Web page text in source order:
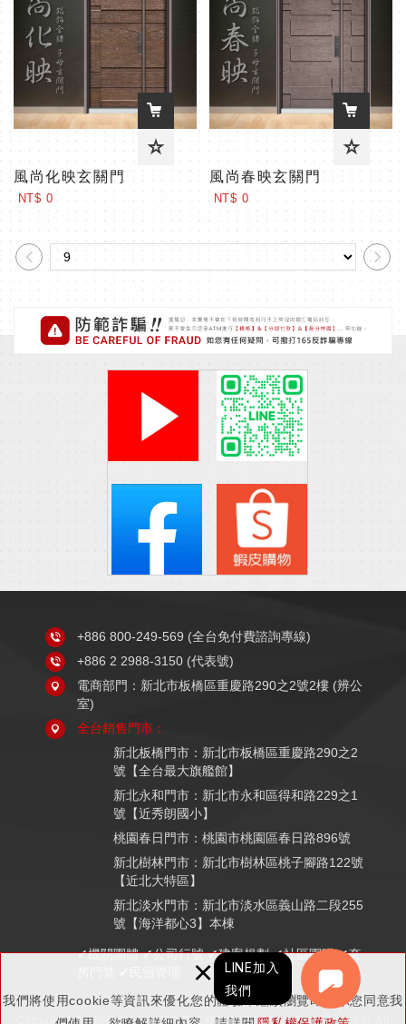
LINE加入
我們
我們將使用cookie等資訊來優化您的體驗，繼續瀏覽即表示您同意我
×
風尚化映玄關門
NT$ 0
風尚春映玄關門
NT$ 0
+886 800-249-569 (全台免付費諮詢專線)
+886 2 2988-3150 (代表號)
電商部門：新北市板橋區重慶路290之2號2樓 (辨公
室)
全台銷售門市：
新北板橋門市：新北市板橋區重慶路290之2
號【全台最大旗艦館】
新北永和門市：新北市永和區得和路229之1
號【近秀朗國小】
桃園春日門市：桃園市桃園區春日路896號
新北樹林門市：新北市樹林區桃子腳路122號
【近北大特區】
新北淡水門市：新北市淡水區義山路二段255
號【海洋都心3】本棟
✔機關團體 ✔公司行號 ✔建案規劃 ✔社區團購 ✔套
Copyright © K組長電子鎖 (鉅戶數位科技有限公司 統編：83521857) All